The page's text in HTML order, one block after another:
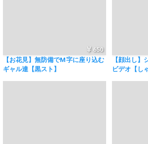
650
【お花見】無防備でM字に座り込む
ギャル達【黒スト】
【顔出し】
ビデオ【し